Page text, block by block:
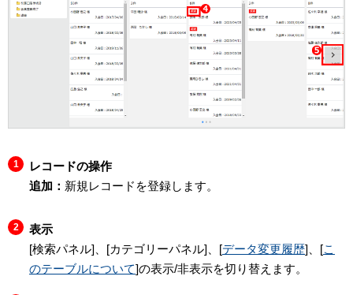
レコードの操作
追加： 新規レコードを登録します。
表示
[検索パネル]、[カテゴリーパネル]、[データ変更履歴]、[こ
のテーブルについて]の表示/非表示を切り替えます。